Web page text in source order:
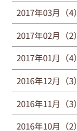
2017年03月（4）
2017年02月（2）
2017年01月（4）
2016年12月（3）
2016年11月（3）
2016年10月（2）